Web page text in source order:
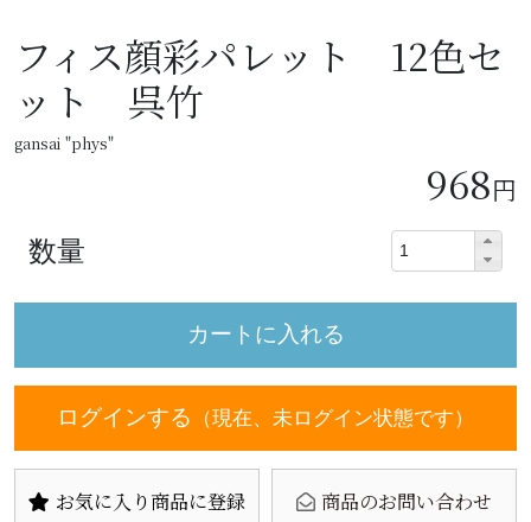
フィス顔彩パレット 12色セ
ット 呉竹
gansai "phys"
968円
数量
ログインする （現在、未ログイン状態です）
お気に入り商品に登録 商品のお問い合わせ